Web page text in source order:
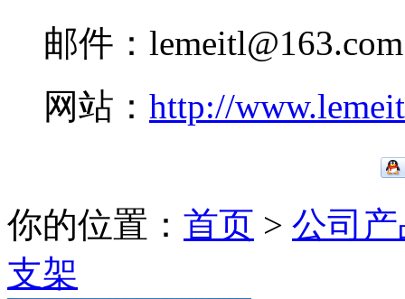
邮件：lemeitl@163.com
网站： http://
你的位置： 首页 > 公司
支架